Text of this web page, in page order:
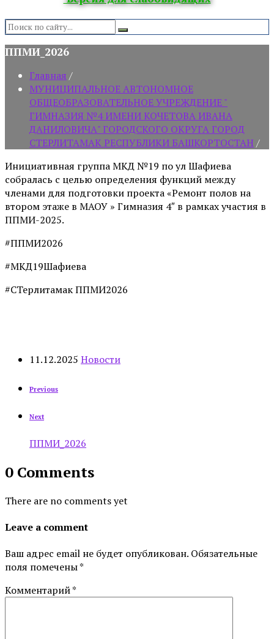
Search:
ППМИ_2026
Главная /
МУНИЦИПАЛЬНОЕ АВТОНОМНОЕ
ОБЩЕОБРАЗОВАТЕЛЬНОЕ УЧРЕЖДЕНИЕ "
ГИМНАЗИЯ №4 ИМЕНИ КОЧЕТОВА ИВАНА
ДАНИЛОВИЧА" ГОРОДСКОГО ОКРУГА ГОРОД
СТЕРЛИТАМАК РЕСПУБЛИКИ БАШКОРТОСТАН /
Инициативная группа МКД №19 по ул Шафиева
собралась с целью определения функций между
членами для подготовки проекта «Ремонт полов на
втором этаже в МАОУ » Гимназия 4″ в рамках участия в
ППМИ-2025.
#ППМИ2026
#МКД19Шафиева
#СТерлитамак ППМИ2026
11.12.2025 Новости
Previous
Next
ППМИ_2026
0 Comments
There are no comments yet
Leave a comment
Ваш адрес email не будет опубликован. Обязательные
поля помечены*
Комментарий*